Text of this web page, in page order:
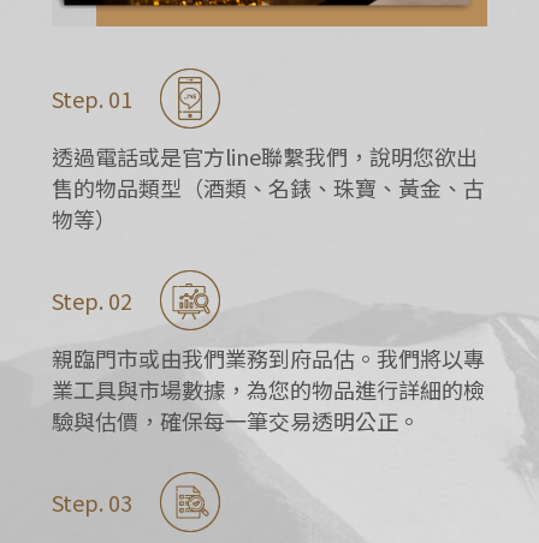
Step. 01
透過電話或是官方line聯繫我們，說明您欲出
售的物品類型（酒類、名錶、珠寶、黃金、古
物等）
Step. 02
親臨門市或由我們業務到府品估。我們將以專
業工具與市場數據，為您的物品進行詳細的檢
驗與估價，確保每一筆交易透明公正。
Step. 03